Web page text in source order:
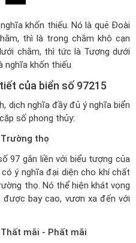
khốn thiếu. Nó là quẻ Đoài
thì là trong chằm khô cạn
chằm, thì tức là Tượng dưới
nghĩa khốn thiếu
của biển số 97215
dịch nghĩa đầy đủ ý nghĩa biển
số phong thủy:
Trường thọ
97 gắn liền với biểu tượng của
ý nghĩa đại diện cho khí chất
thọ. Nó thể hiện khát vọng
bay cao, vươn xa đến với
Thất mãi - Phất mãi